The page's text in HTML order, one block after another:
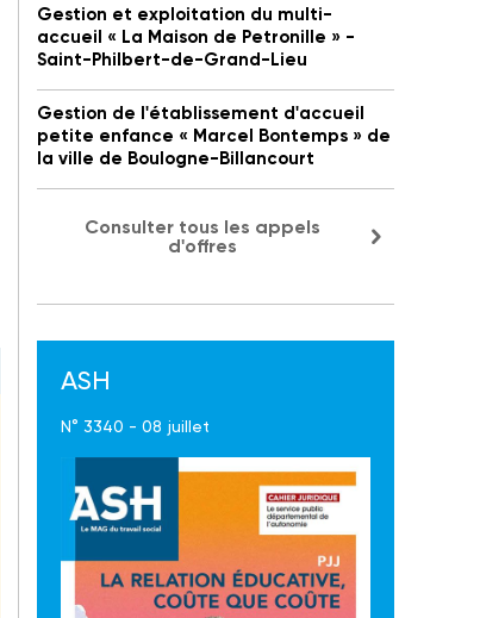
Gestion et exploitation du multi-
accueil « La Maison de Petronille » -
Saint-Philbert-de-Grand-Lieu
Gestion de l'établissement d'accueil
petite enfance « Marcel Bontemps » de
la ville de Boulogne-Billancourt
Consulter tous les appels
d'offres
ASH
N° 3340 - 08 juillet